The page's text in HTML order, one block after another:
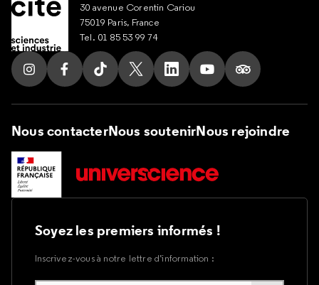
30 avenue Corentin Cariou
75019 Paris, France
Tel. 01 85 53 99 74
Suivez nous sur Instagram
Suivez nous sur Facebook
Suivez nous sur Tik Tok
Suivez nous sur X
Suivez nous sur LinkedIn
Suivez nous sur
Suivez nous
Nous contacterNous soutenirNous rejoindre
Soyez les premiers informés !
Inscrivez-vous à notre lettre d’information :